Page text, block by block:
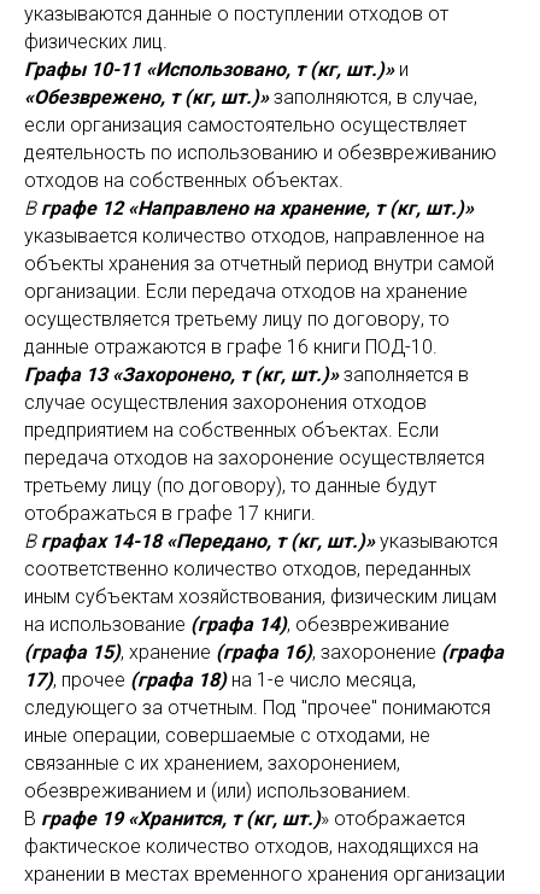
указываются данные о поступлении отходов от
физических лиц.
Графы 10-11 «Использовано, т (кг, шт.)»и
«Обезврежено, т (кг, шт.)»заполняются, в случае,
если организация самостоятельно осуществляет
деятельность по использованию и обезвреживанию
отходов на собственных объектах.
Вграфе 12 «Направлено на хранение, т (кг, шт.)»
указывается количество отходов, направленное на
объекты хранения за отчетный период внутри самой
организации. Если передача отходов на хранение
осуществляется третьему лицу по договору, то
данные отражаются в графе 16 книги ПОД-10.
Графа 13 «Захоронено, т (кг, шт.)»заполняется в
случае осуществления захоронения отходов
предприятием на собственных объектах. Если
передача отходов на захоронение осуществляется
третьему лицу (по договору), то данные будут
отображаться в графе 17 книги.
Вграфах 14-18 «Передано, т (кг, шт.)»указываются
соответственно количество отходов, переданных
иным субъектам хозяйствования, физическим лицам
на использование (графа 14), обезвреживание
(графа 15), хранение (графа 16), захоронение (графа
17), прочее (графа 18)на 1-е число месяца,
следующего за отчетным. Под "прочее" понимаются
иные операции, совершаемые с отходами, не
связанные с их хранением, захоронением,
обезвреживанием и (или) использованием.
В графе 19 «Хранится, т (кг, шт.)» отображается
фактическое количество отходов, находящихся на
хранении в местах временного хранения организации